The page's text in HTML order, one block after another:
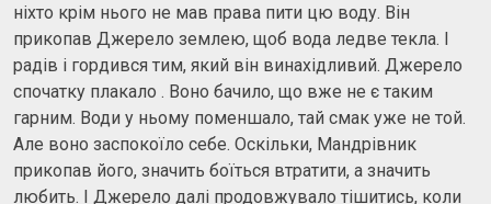
ніхто крім нього не мав права пити цю воду. Він
прикопав Джерело землею, щоб вода ледве текла. І
радів і гордився тим, який він винахідливий. Джерело
спочатку плакало . Воно бачило, що вже не є таким
гарним. Води у ньому поменшало, тай смак уже не той.
Але воно заспокоїло себе. Оскільки, Мандрівник
прикопав його, значить боїться втратити, а значить
любить. І Джерело далі продовжувало тішитись, коли